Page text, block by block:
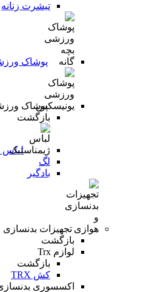
تیشرت زنانه
پوشاک
پوشاک
بازگشت
لباس
لگ
بادگیر
تجهیزات بدنسازی
بازگشت
لوازم Trx
بازگشت
کش TRX
اکسسوری